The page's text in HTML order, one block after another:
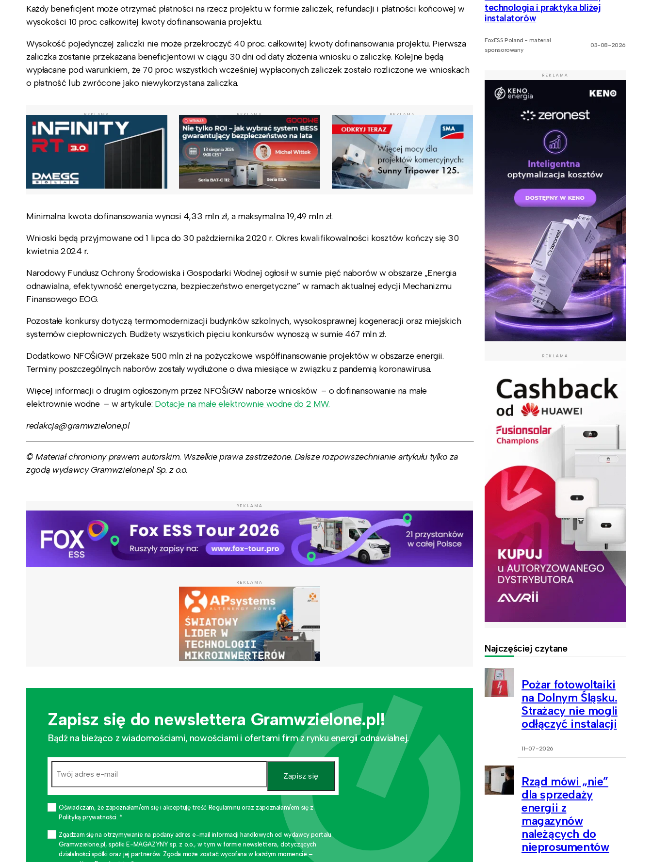
Każdy beneficjent może otrzymać płatności na rzecz projektu w formie zaliczek, refundacji i płatności końcowej w
wysokości 10 proc. całkowitej kwoty dofinansowania projektu.
Wysokość pojedynczej zaliczki nie może przekroczyć 40 proc. całkowitej kwoty dofinansowania projektu. Pierwsza
zaliczka zostanie przekazana beneficjentowi w ciągu 30 dni od daty złożenia wniosku o zaliczkę. Kolejne będą
wypłacane pod warunkiem, że 70 proc. wszystkich wcześniej wypłaconych zaliczek zostało rozliczone we wnioskach
o płatność lub zwrócone jako niewykorzystana zaliczka.
REKLAMA REKLAMA REKLAMA
Minimalna kwota dofinansowania wynosi 4,33 mln zł, a maksymalna 19,49 mln zł.
Wnioski będą przyjmowane od 1 lipca do 30 października 2020 r. Okres kwalifikowalności kosztów kończy się 30
kwietnia 2024 r.
Narodowy Fundusz Ochrony Środowiska i Gospodarki Wodnej ogłosił w sumie pięć naborów w obszarze „Energia
odnawialna, efektywność energetyczna, bezpieczeństwo energetyczne” w ramach aktualnej edycji Mechanizmu
Finansowego EOG.
Pozostałe konkursy dotyczą termomodernizacji budynków szkolnych, wysokosprawnej kogeneracji oraz miejskich
systemów ciepłowniczych. Budżety wszystkich pięciu konkursów wynoszą w sumie 467 mln zł.
Dodatkowo NFOŚiGW przekaże 500 mln zł na pożyczkowe współfinansowanie projektów w obszarze energii.
Terminy poszczególnych naborów zostały wydłużone o dwa miesiące w związku z pandemią koronawirusa.
Więcej informacji o drugim ogłoszonym przez NFOŚiGW naborze wniosków – o dofinansowanie na małe
elektrownie wodne – w artykule: Dotacje na małe elektrownie wodne do 2 MW.
redakcja@gramwzielone.pl
© Materiał chroniony prawem autorskim. Wszelkie prawa zastrzeżone. Dalsze rozpowszechnianie artykułu tylko za
zgodą wydawcy Gramwzielone.pl Sp. z o.o.
REKLAMA
REKLAMA
Zapisz się do newslettera Gramwzielone.pl!
Bądź na bieżąco z wiadomościami, nowościami i ofertami firm z rynku energii odnawialnej.
Zapisz się
Oświadczam, że zapoznałam/em się i akceptuję treść Regulaminu oraz zapoznałam/em się z
Polityką prywatności. *
Zgadzam się na otrzymywanie na podany adres e-mail informacji handlowych od wydawcy portalu
Gramwzielone.pl, spółki E-MAGAZYNY sp. z o.o., w tym w formie newslettera, dotyczących
działalności spółki oraz jej partnerów. Zgoda może zostać wycofana w każdym momencie –
technologia i praktyka bliżej
instalatorów
FoxESS Poland - materiał
sponsorowany
03-08-2026
REKLAMA
REKLAMA
Najczęściej czytane
Pożar fotowoltaiki
na Dolnym Śląsku.
Strażacy nie mogli
odłączyć instalacji
11-07-2026
Rząd mówi „nie”
dla sprzedaży
energii z
magazynów
należących do
nieprosumentów